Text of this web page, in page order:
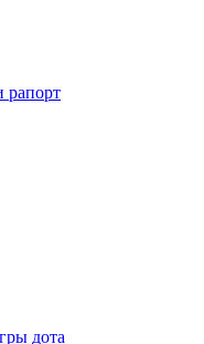
рапорт